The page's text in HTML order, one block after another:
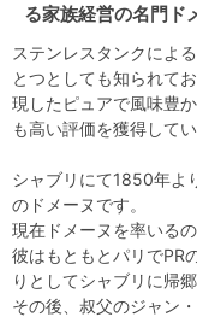
る家族経営の名門ド
ステンレスタンクによ
とつとしても知られて
現したピュアで風味豊
も高い評価を獲得してい
シャブリにて1850年よ
のドメーヌです。
現在ドメーヌを率いる
彼はもともとパリでPR
りとしてシャブリに帰郷
その後、叔父のジャン